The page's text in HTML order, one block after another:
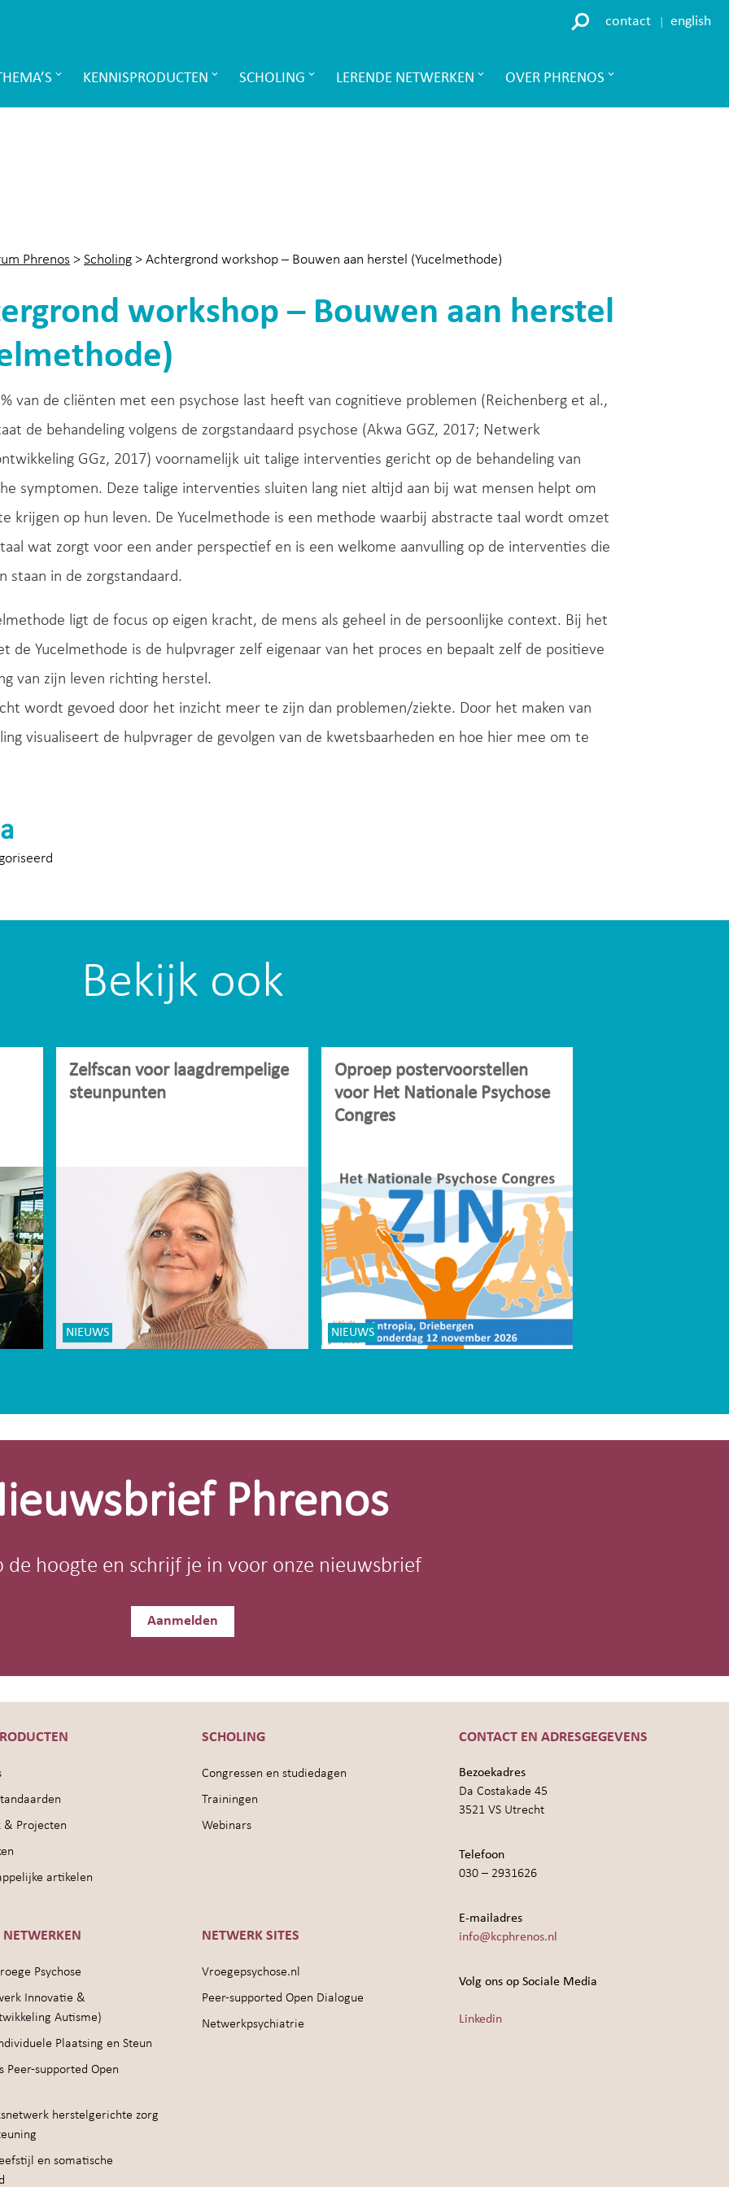
contact english
KENNISPRODUCTEN SCHOLING LERENDE NETWERKEN OVER PHRENOS
Phrenos > Scholing > Achtergrond workshop – Bouwen aan herstel (Yucelmethode)
workshop – Bouwen aan herstel
van de cliënten met een psychose last heeft van cognitieve problemen (Reichenberg et al.,
de behandeling volgens de zorgstandaard psychose (Akwa GGZ, 2017; Netwerk
GGz, 2017) voornamelijk uit talige interventies gericht op de behandeling van
symptomen. Deze talige interventies sluiten lang niet altijd aan bij wat mensen helpt om
krijgen op hun leven. De Yucelmethode is een methode waarbij abstracte taal wordt omzet
wat zorgt voor een ander perspectief en is een welkome aanvulling op de interventies die
staan in de zorgstandaard.
ligt de focus op eigen kracht, de mens als geheel in de persoonlijke context. Bij het
de Yucelmethode is de hulpvrager zelf eigenaar van het proces en bepaalt zelf de positieve
van zijn leven richting herstel.
wordt gevoed door het inzicht meer te zijn dan problemen/ziekte. Door het maken van
visualiseert de hulpvrager de gevolgen van de kwetsbaarheden en hoe hier mee om te
Bekijk ook
Zelfscan voor laagdrempelige
steunpunten
NIEUWS
Oproep postervoorstellen
voor Het Nationale Psychose
Congres
NIEUWS
Phrenos
de hoogte en schrijf je in voor onze nieuwsbrief
Aanmelden
& Projecten
artikelen
SCHOLING
Congressen en studiedagen
Trainingen
Webinars
NETWERKEN
Psychose
Innovatie &
Autisme)
Plaatsing en Steun
Peer-supported Open
herstelgerichte zorg
en somatische
NETWERK SITES
Vroegepsychose.nl
Peer-supported Open Dialogue
Netwerkpsychiatrie
CONTACT EN ADRESGEGEVENS
Bezoekadres
Da Costakade 45
3521 VS Utrecht
Telefoon
030 – 2931626
E-mailadres
info@kcphrenos.nl
Volg ons op Sociale Media
Linkedin